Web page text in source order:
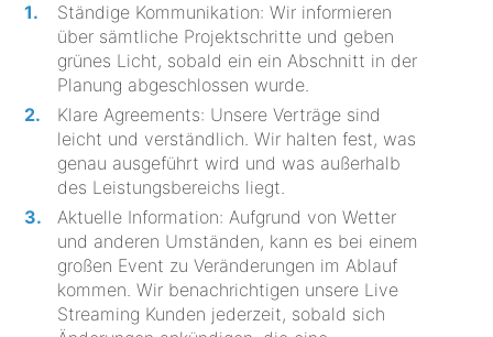
Ständige Kommunikation: Wir informieren
über sämtliche Projektschritte und geben
grünes Licht, sobald ein ein Abschnitt in der
Planung abgeschlossen wurde.
Klare Agreements: Unsere Verträge sind
leicht und verständlich. Wir halten fest, was
genau ausgeführt wird und was außerhalb
des Leistungsbereichs liegt.
Aktuelle Information: Aufgrund von Wetter
und anderen Umständen, kann es bei einem
großen Event zu Veränderungen im Ablauf
kommen. Wir benachrichtigen unsere Live
Streaming Kunden jederzeit, sobald sich